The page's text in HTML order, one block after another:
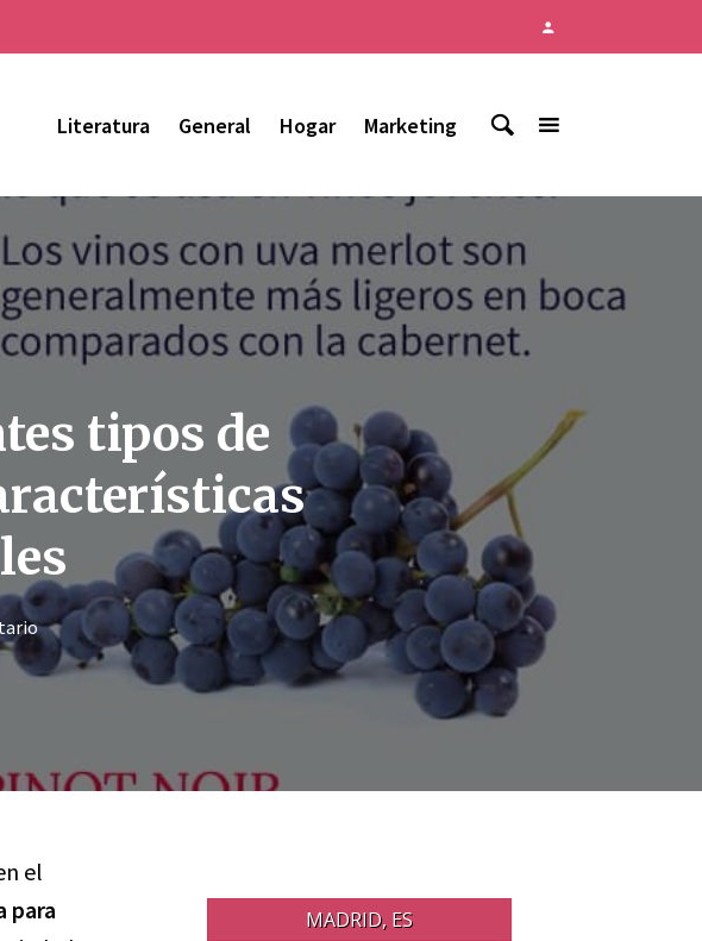
Literatura General Hogar Marketing
tipos de
el
para
MADRID, ES